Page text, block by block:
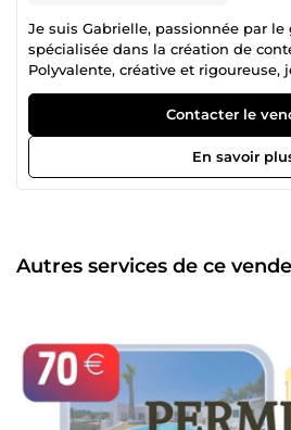
Je suis Gabrielle, passionnée par
spécialisée dans la création de
Polyvalente, créative et rigoureuse,
dans le développement de votre
présence en ligne 🎯✨ Je conçois
professionnels et impactants pour
print : logos, publications,
parallèle, je maîtrise la retouche
gestion des réseaux sociaux, à des
ciblées, et à la création de contenus
accompagnement sur mesure,
résultats. 🛠️ Compétences :
création visuelle SEO &amp; email
réseaux sociaux &amp; e-mails
cours en ligne Retouche photo
produits Conception de portfolios
Contacter le
En savoir
Autres services de ce